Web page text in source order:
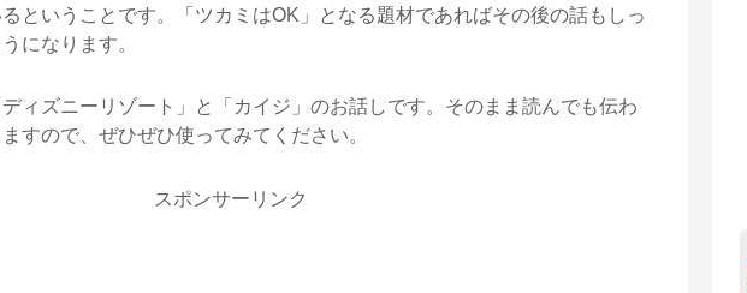
ということです。「ツカミはOK」となる題材であればその後の話もしっ
になります。
ィズニーリゾート」と「カイジ」のお話しです。そのまま読んでも伝わ
すので、ぜひぜひ使ってみてください。
スポンサーリンク